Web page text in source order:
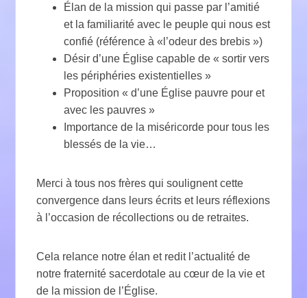
Élan de la mission qui passe par l’amitié
et la familiarité avec le peuple qui nous est
confié (référence à «l’odeur des brebis »)
Désir d’une Église capable de « sortir vers
les périphéries existentielles »
Proposition « d’une Église pauvre pour et
avec les pauvres »
Importance de la miséricorde pour tous les
blessés de la vie…
Merci à tous nos frères qui soulignent cette
convergence dans leurs écrits et leurs réflexions
à l’occasion de récollections ou de retraites.
Cela relance notre élan et redit l’actualité de
notre fraternité sacerdotale au cœur de la vie et
de la mission de l’Église.